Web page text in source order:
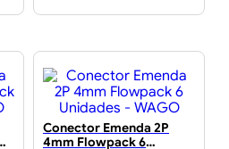
Conector Emenda 2P
4mm Flowpack 6